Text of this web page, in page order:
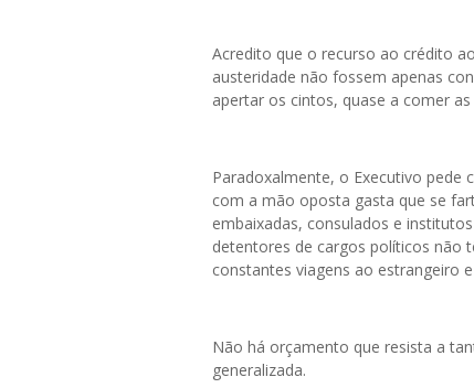
Acredito que o recurso ao crédito
austeridade não fossem apenas
apertar os cintos, quase a comer
Paradoxalmente, o Executivo
com a mão oposta gasta que se
embaixadas, consulados e
detentores de cargos políticos não
constantes viagens ao estrangeiro
Não há orçamento que resista a
generalizada.